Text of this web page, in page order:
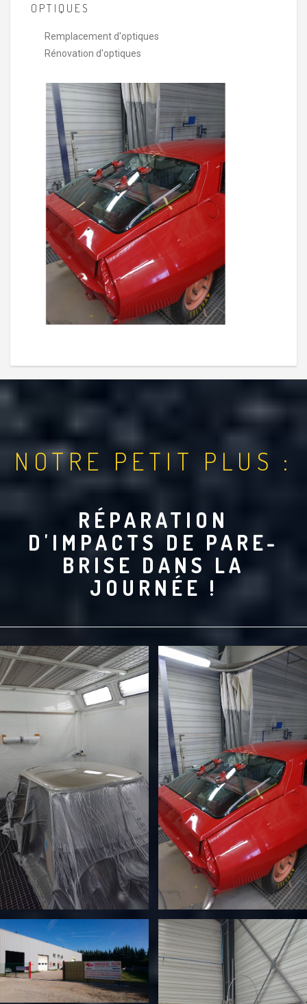
OPTIQUES
Remplacement d'optiques
Rénovation d'optiques
NOTRE PETIT PLUS :
RÉPARATION
D'IMPACTS DE PARE-
BRISE DANS LA
JOURNÉE !